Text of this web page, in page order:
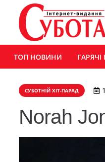
ТОП НОВИНИ
СУБОТНІЙ ХІТ-ПАРАД
Norah